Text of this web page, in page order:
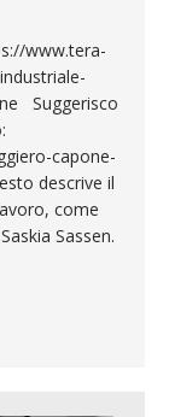
www.tera-
Suggerisco
capone-
descrive il
come
Sassen.